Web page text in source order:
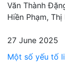
Văn Thành
Hiền Phạm,
27 June 2025
Một số yếu tố